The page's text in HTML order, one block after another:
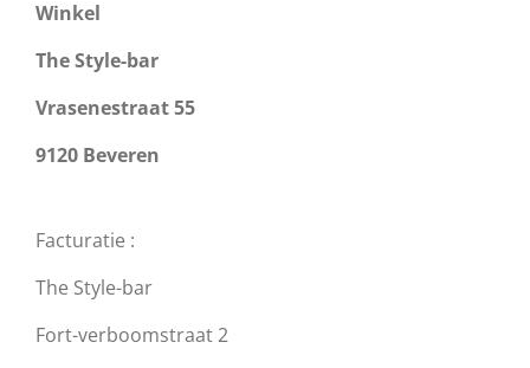
Winkel
The Style-bar
Vrasenestraat 55
9120 Beveren
Facturatie :
The Style-bar
Fort-verboomstraat 2